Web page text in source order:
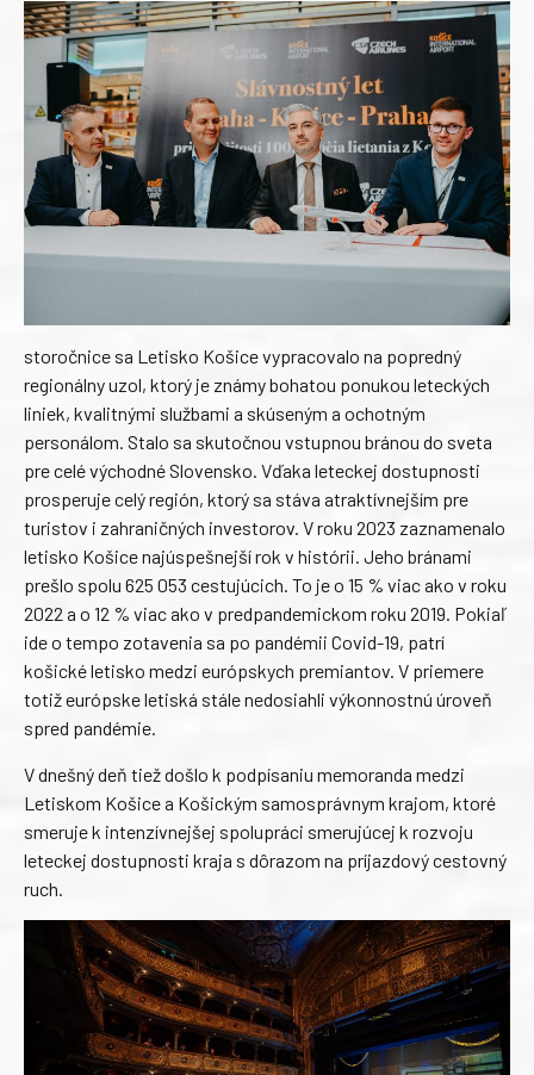
storočnice sa Letisko Košice vypracovalo na popredný
regionálny uzol, ktorý je známy bohatou ponukou leteckých
liniek, kvalitnými službami a skúseným a ochotným
personálom. Stalo sa skutočnou vstupnou bránou do sveta
pre celé východné Slovensko. Vďaka leteckej dostupnosti
prosperuje celý región, ktorý sa stáva atraktívnejším pre
turistov i zahraničných investorov. V roku 2023 zaznamenalo
letisko Košice najúspešnejší rok v histórii. Jeho bránami
prešlo spolu 625 053 cestujúcich. To je o 15 % viac ako v roku
2022 a o 12 % viac ako v predpandemickom roku 2019. Pokiaľ
ide o tempo zotavenia sa po pandémii Covid-19, patrí
košické letisko medzi európskych premiantov. V priemere
totiž európske letiská stále nedosiahli výkonnostnú úroveň
spred pandémie.
V dnešný deň tiež došlo k podpísaniu memoranda medzi
Letiskom Košice a Košickým samosprávnym krajom, ktoré
smeruje k intenzívnejšej spolupráci smerujúcej k rozvoju
leteckej dostupnosti kraja s dôrazom na príjazdový cestovný
ruch.